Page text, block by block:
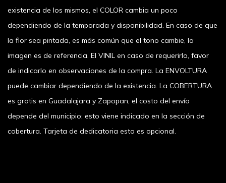
existencia de los mismos, el COLOR cambia un poco
dependiendo de la temporada y disponibilidad. En caso de que
la flor sea pintada, es más común que el tono cambie, la
imagen es de referencia. El VINIL en caso de requerirlo, favor
de indicarlo en observaciones de la compra. La ENVOLTURA
puede cambiar dependiendo de la existencia. La COBERTURA
es gratis en Guadalajara y Zapopan, el costo del envío
depende del municipio; esto viene indicado en la sección de
cobertura. Tarjeta de dedicatoria esto es opcional.